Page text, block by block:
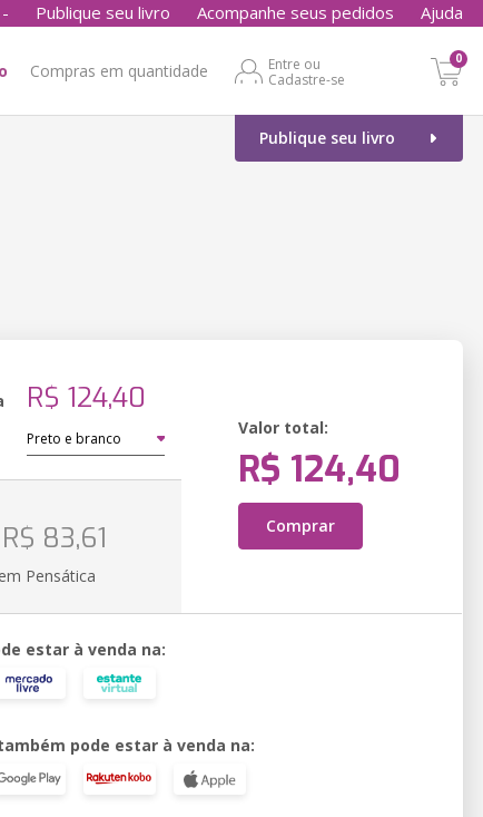
- Publique seu livro Acompanhe seus pedidos Ajuda
Compras em quantidade
Entre ou
Cadastre-se
0
Publique seu livro
R$ 124,40
Valor total:
R$ 124,40
Comprar
R$ 83,61
Pensática
estar à venda na:
pode estar à venda na: